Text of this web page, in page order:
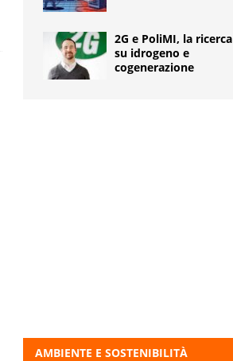
2G e PoliMI, la ricerca
su idrogeno e
cogenerazione
AMBIENTE E SOSTENIBILITÀ